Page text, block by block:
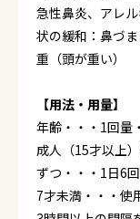
急性鼻炎、アレ
状の緩和：鼻づ
重（頭が重い）
【用法・用量】
年齢・・・1回量
成人（15才以上
ずつ・・・1日6
7才未満・・・使